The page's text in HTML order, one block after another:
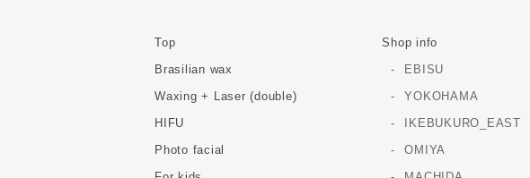
Top
Brasilian wax
Waxing + Laser (double)
HIFU
Photo facial
Shop info
EBISU
YOKOHAMA
IKEBUKURO_EAST
OMIYA